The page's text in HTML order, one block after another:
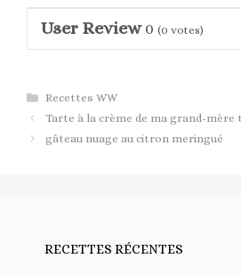
User Review 0 (0 votes)
Catégories
Recettes WW
Tarte à la crème de ma grand-
gâteau nuage au citron meringué
RECETTES RÉCENTES